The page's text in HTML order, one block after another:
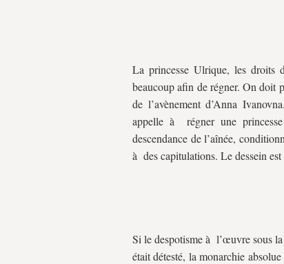
La princesse Ulrique, les droits
beaucoup afin de régner. On doit
de l’avènement d’Anna
appelle à régner une
descendance de l’aînée,
à des capitulations. Le dessein est
Si le despotisme à l’œuvre sous
était détesté, la monarchie